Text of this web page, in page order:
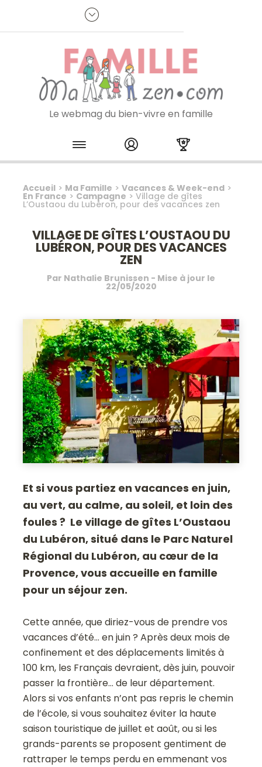
Je m'inscris à la newsletter
Le webmag du bien-vivre en famille
Skip to content
Accueil > Ma Famille >Vacances & Week-end >
En France > Campagne >Village de gîtes
L’Oustaou du Lubéron, pour des vacances zen
VILLAGE DE GÎTES L’OUSTAOU DU
LUBÉRON, POUR DES VACANCES
ZEN
Par Nathalie Brunissen - Mise à jour le
22/05/2020
Et si vous partiez en vacances en juin,
au vert, au calme, au soleil, et loin des
foules ? Le village de gîtes L’Oustaou
du Lubéron, situé dans le Parc Naturel
Régional du Lubéron, au cœur de la
Provence, vous accueille en famille
pour un séjour zen.
Cette année, que diriez-vous de prendre vos
vacances d’été… en juin ? Après deux mois de
confinement et des déplacements limités à
100 km, les Français devraient, dès juin, pouvoir
passer la frontière… de leur département.
Alors si vos enfants n’ont pas repris le chemin
de l’école, si vous souhaitez éviter la haute
saison touristique de juillet et août, ou si les
grands-parents se proposent gentiment de
rattraper le temps perdu en emmenant vos
Panneau de gestion des cookies